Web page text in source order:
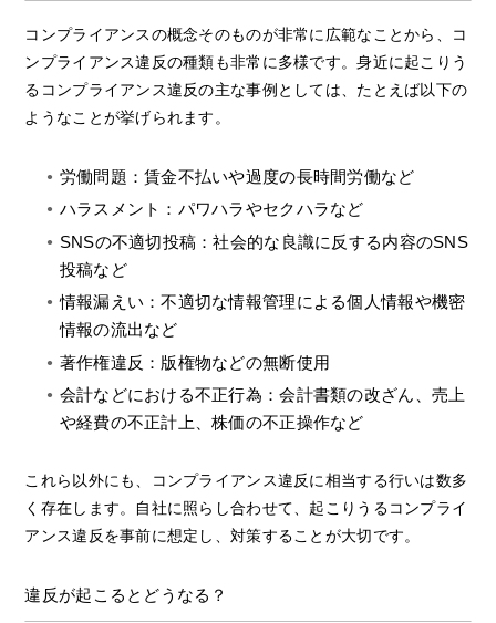
コンプライアンスの概念そのものが非常に広範なことから、コ
ンプライアンス違反の種類も非常に多様です。身近に起こりう
るコンプライアンス違反の主な事例としては、たとえば以下の
ようなことが挙げられます。
労働問題：賃金不払いや過度の長時間労働など
ハラスメント：パワハラやセクハラなど
SNSの不適切投稿：社会的な良識に反する内容のSNS
投稿など
情報漏えい：不適切な情報管理による個人情報や機密
情報の流出など
著作権違反：版権物などの無断使用
会計などにおける不正行為：会計書類の改ざん、売上
や経費の不正計上、株価の不正操作など
これら以外にも、コンプライアンス違反に相当する行いは数多
く存在します。自社に照らし合わせて、起こりうるコンプライ
アンス違反を事前に想定し、対策することが大切です。
違反が起こるとどうなる？